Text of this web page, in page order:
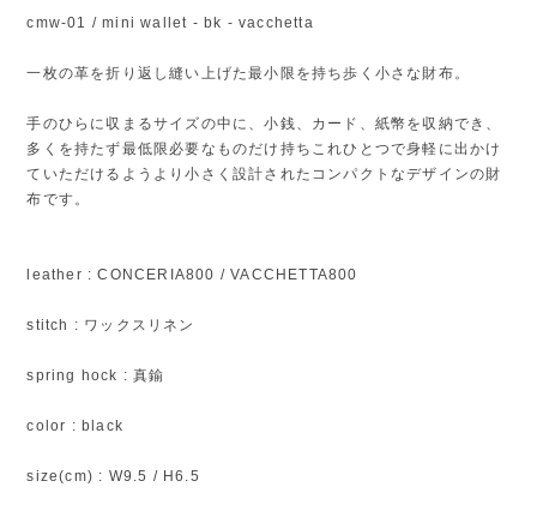
cmw-01 / mini wallet - bk - vacchetta
一枚の革を折り返し縫い上げた最小限を持ち歩く小さな財布。
手のひらに収まるサイズの中に、小銭、カード、紙幣を収納でき、
多くを持たず最低限必要なものだけ持ちこれひとつで身軽に出かけ
ていただけるようより小さく設計されたコンパクトなデザインの財
布です。
leather : CONCERIA800 / VACCHETTA800
stitch : ワックスリネン
spring hock : 真鍮
color : black
size(cm) : W9.5 / H6.5